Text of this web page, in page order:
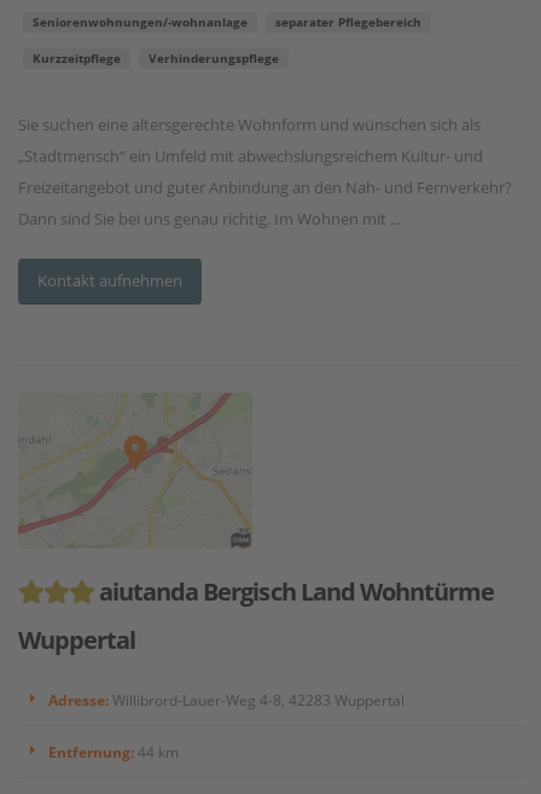
Seniorenwohnungen/-wohnanlage separater Pflegebereich
Kurzzeitpflege Verhinderungspflege
Sie suchen eine altersgerechte Wohnform und wünschen sich als
„Stadtmensch“ ein Umfeld mit abwechslungsreichem Kultur- und
Freizeitangebot und guter Anbindung an den Nah- und Fernverkehr?
Dann sind Sie bei uns genau richtig. Im Wohnen mit ...
Kontakt aufnehmen
aiutanda Bergisch Land Wohntürme
Wuppertal
Adresse:Willibrord-Lauer-Weg 4-8, 42283 Wuppertal
Entfernung:44 km